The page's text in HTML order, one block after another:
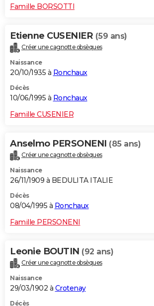
Famille BORSOTTI
Etienne CUSENIER (59 ans)
Créer une cagnotte obsèques
Naissance
20/10/1935 à Ronchaux
Décès
10/06/1995 à Ronchaux
Famille CUSENIER
Anselmo PERSONENI (85 ans)
Créer une cagnotte obsèques
Naissance
26/11/1909 à BEDULITA ITALIE
Décès
08/04/1995 à Ronchaux
Famille PERSONENI
Leonie BOUTIN (92 ans)
Créer une cagnotte obsèques
Naissance
29/03/1902 à Crotenay
Décès